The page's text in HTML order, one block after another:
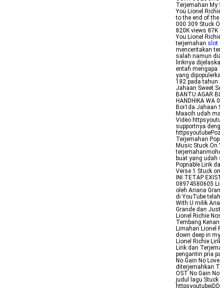
Terjemahan My
You Lionel
to the end of
000 309 Stuck
820K views
You Lionel
terjemahan slot
menceritakan
salah namun
liriknya
entah mengapa
yang
182 pada tahun
Jahaan Sweet
BANTU AGAR
HANDHIKA WA
Boi1da Jahaan
Maacih udah
Video
supportnya
Terjemahan
Music Stuck On
buat yang udah
Popnable Lirik
Verse 1 Stuck
INI TETAP
08974580605
oleh Ariana
di YouTube
With U milik
Grande dan
Lionel Richie
Tembang
Limahan Lionel
down deep in
Lionel Richie
Lirik dan
pengantin pria
No Gain No
diterjemahkan
OST No Gain
judul lagu Stuck